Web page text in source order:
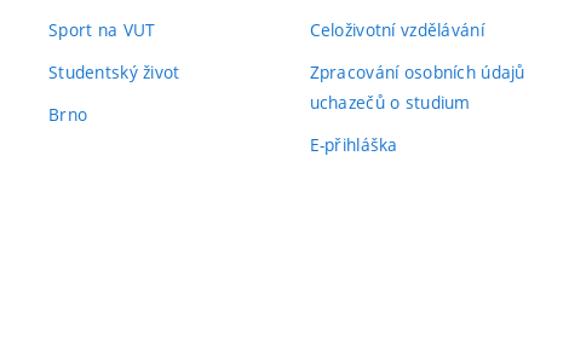
Sport na VUT
Studentský život
Brno
Celoživotní vzdělávání
Zpracování osobních údajů
uchazečů o studium
E-přihláška